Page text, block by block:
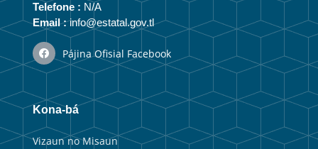
Telefone : N/A
Email :info@estatal.gov.tl
Pájina Ofisial Facebook
Kona-bá
Vizaun no Misaun